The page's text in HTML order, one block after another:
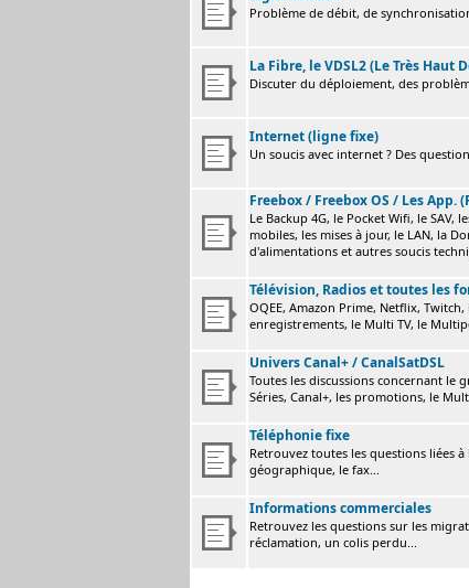
Problème de débit, de
La Fibre, le VDSL2 (Le Très Haut
Discuter du déploiement, des
Internet (ligne fixe)
Un soucis avec internet ? Des
Freebox / Freebox OS / Les App.
Le Backup 4G, le Pocket Wifi, le SAV,
mobiles, les mises à jour, le LAN, la
d'alimentations et autres soucis
Télévision, Radios et toutes les
OQEE, Amazon Prime, Netflix,
enregistrements, le Multi TV, le
Univers Canal+ / CanalSatDSL
Toutes les discussions concernant le
Séries, Canal+, les promotions, le
Téléphonie fixe
Retrouvez toutes les questions liées
géographique, le fax...
Informations commerciales
Retrouvez les questions sur les
réclamation, un colis perdu...